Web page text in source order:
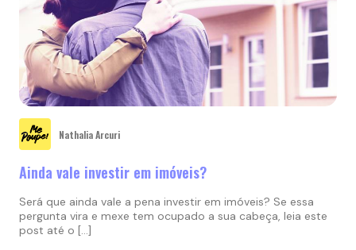
Nathalia Arcuri
Ainda vale investir em imóveis?
Será que ainda vale a pena investir em imóveis? Se essa
pergunta vira e mexe tem ocupado a sua cabeça, leia este
post até o […]